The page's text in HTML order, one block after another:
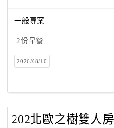
會
帳
戶
絡
一般專案
2份早餐
2026/08/10
202北歐之樹雙人房